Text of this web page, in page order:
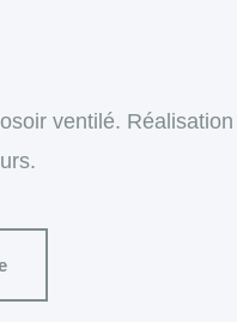
ventilé. Réalisation